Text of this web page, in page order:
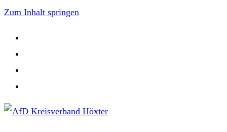
Zum Inhalt springen